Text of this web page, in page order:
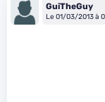
GuiTheGuy
Le 01/03/2013 à